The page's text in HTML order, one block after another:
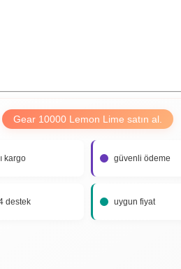
Gear 10000 Lemon Lime satın al.
kargo güvenli ödeme
destek uygun fiyat